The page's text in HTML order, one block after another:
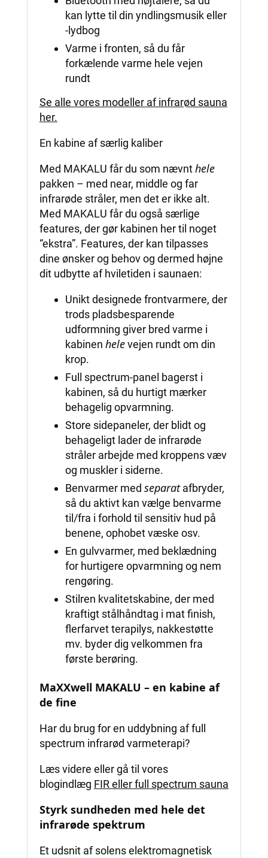
kan lytte til din yndlingsmusik eller
-lydbog
Varme i fronten, så du får
forkælende varme hele vejen
rundt
Se alle vores modeller af infrarød sauna
her.
En kabine af særlig kaliber
Med MAKALU får du som nævnthele
pakken – med near, middle og far
infrarøde stråler, men det er ikke alt.
Med MAKALU får du også særlige
features, der gør kabinen her til noget
“ekstra”. Features, der kan tilpasses
dine ønsker og behov og dermed højne
dit udbytte af hviletiden i saunaen:
Unikt designede frontvarmere, der
trods pladsbesparende
udformning giver bred varme i
kabinen helevejen rundt om din
krop.
Full spectrum-panel bagerst i
kabinen, så du hurtigt mærker
behagelig opvarmning.
Store sidepaneler, der blidt og
behageligt lader de infrarøde
stråler arbejde med kroppens væv
og muskler i siderne.
Benvarmer med separatafbryder,
så du aktivt kan vælge benvarme
til/fra i forhold til sensitiv hud på
benene, ophobet væske osv.
En gulvvarmer, med beklædning
for hurtigere opvarmning og nem
rengøring.
Stilren kvalitetskabine, der med
kraftigt stålhåndtag i mat finish,
flerfarvet terapilys, nakkestøtte
mv. byder dig velkommen fra
første berøring.
MaXXwell MAKALU – en kabine af
de fine
Har du brug for en uddybning af full
spectrum infrarød varmeterapi?
Læs videre eller gå til vores
blogindlæg FIR eller full spectrum sauna
Styrk sundheden med hele det
infrarøde spektrum
Et udsnit af solens elektromagnetisk